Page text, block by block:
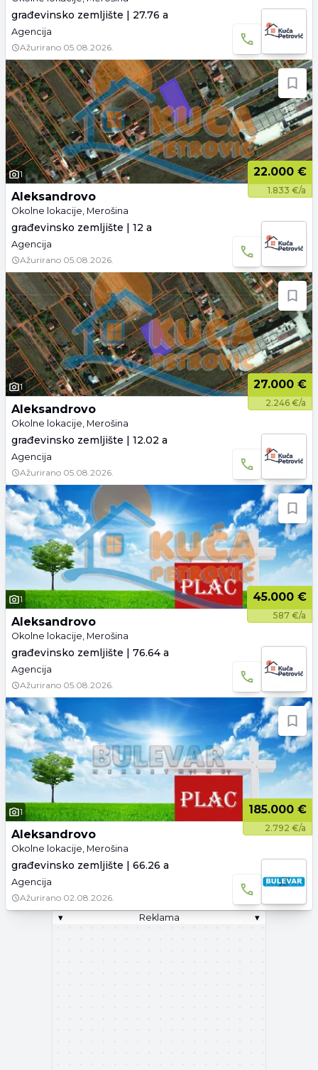
građevinsko zemljište | 27.76 a
Agencija
Ažurirano 05.08.2026.
1 22.000 €
1.833 €/a
Aleksandrovo
Okolne lokacije, Merošina
građevinsko zemljište | 12 a
Agencija
Ažurirano 05.08.2026.
1 27.000 €
2.246 €/a
Aleksandrovo
Okolne lokacije, Merošina
građevinsko zemljište | 12.02 a
Agencija
Ažurirano 05.08.2026.
1 45.000 €
587 €/a
Aleksandrovo
Okolne lokacije, Merošina
građevinsko zemljište | 76.64 a
Agencija
Ažurirano 05.08.2026.
1 185.000 €
2.792 €/a
Aleksandrovo
Okolne lokacije, Merošina
građevinsko zemljište | 66.26 a
Agencija
Ažurirano 02.08.2026.
▾
Reklama ▾